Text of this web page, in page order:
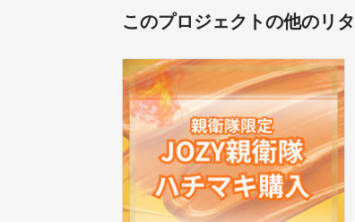
このプロジェクトの他のリ